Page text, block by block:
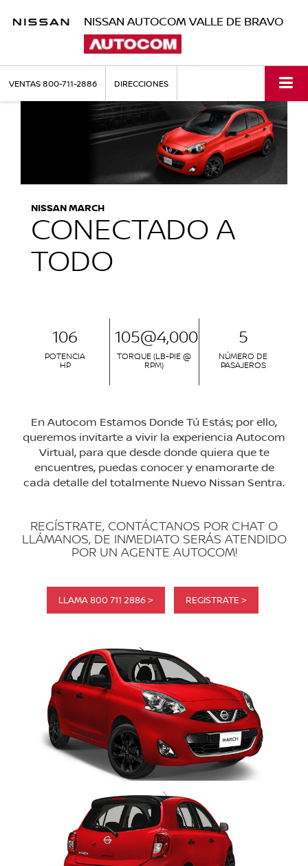
NISSAN AUTOCOM VALLE DE BRAVO
VENTAS800-711-2886 DIRECCIONES
NISSAN MARCH
CONECTADO A
TODO
106
POTENCIA
HP
105@4,000
TORQUE (LB-PIE @
RPM)
5
NÚMERO DE
PASAJEROS
En Autocom Estamos Donde Tú Estás; por ello,
queremos invitarte a vivir la experiencia Autocom
Virtual, para que desde donde quiera que te
encuentres, puedas conocer y enamorarte de
cada detalle del totalmente Nuevo Nissan Sentra.
REGÍSTRATE, CONTÁCTANOS POR CHAT O
LLÁMANOS, DE INMEDIATO SERÁS ATENDIDO
POR UN AGENTE AUTOCOM!
LLAMA 800 711 2886 > REGISTRATE >